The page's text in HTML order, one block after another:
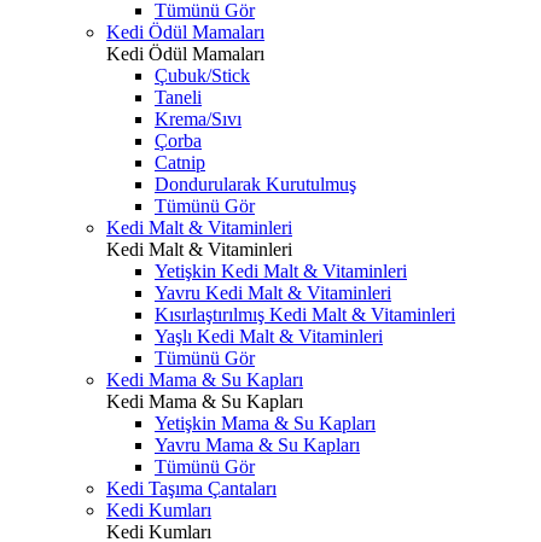
Tümünü Gör
Kedi Ödül Mamaları
Kedi Ödül Mamaları
Çubuk/Stick
Taneli
Krema/Sıvı
Çorba
Catnip
Dondurularak Kurutulmuş
Tümünü Gör
Kedi Malt & Vitaminleri
Kedi Malt & Vitaminleri
Yetişkin Kedi Malt & Vitaminleri
Yavru Kedi Malt & Vitaminleri
Kısırlaştırılmış Kedi Malt & Vitaminleri
Yaşlı Kedi Malt & Vitaminleri
Tümünü Gör
Kedi Mama & Su Kapları
Kedi Mama & Su Kapları
Yetişkin Mama & Su Kapları
Yavru Mama & Su Kapları
Tümünü Gör
Kedi Taşıma Çantaları
Kedi Kumları
Kedi Kumları